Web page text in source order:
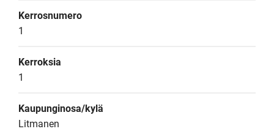
Kerrosnumero
1
Kerroksia
1
Kaupunginosa/kylä
Litmanen